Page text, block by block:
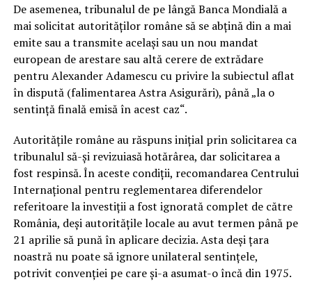
De asemenea, tribunalul de pe lângă Banca Mondială a
mai solicitat autorităţilor române să se abţină din a mai
emite sau a transmite acelaşi sau un nou mandat
european de arestare sau altă cerere de extrădare
pentru Alexander Adamescu cu privire la subiectul aflat
în dispută (falimentarea Astra Asigurări), până „la o
sentinţă finală emisă în acest caz“.
Autorităţile române au răspuns iniţial prin solicitarea ca
tribunalul să-şi revizuiasă hotărârea, dar solicitarea a
fost respinsă. În aceste condiţii, recomandarea Centrului
Internațional pentru reglementarea diferendelor
referitoare la investiții a fost ignorată complet de către
România, deși autorităţile locale au avut termen până pe
21 aprilie să pună în aplicare decizia. Asta deşi ţara
noastră nu poate să ignore unilateral sentinţele,
potrivit convenţiei pe care şi-a asumat-o încă din 1975.